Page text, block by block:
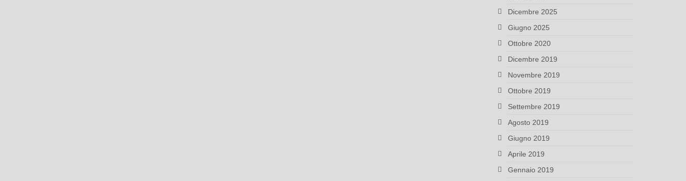
Dicembre 2025
Giugno 2025
Ottobre 2020
Dicembre 2019
Novembre 2019
Ottobre 2019
Settembre 2019
Agosto 2019
Giugno 2019
Aprile 2019
Gennaio 2019